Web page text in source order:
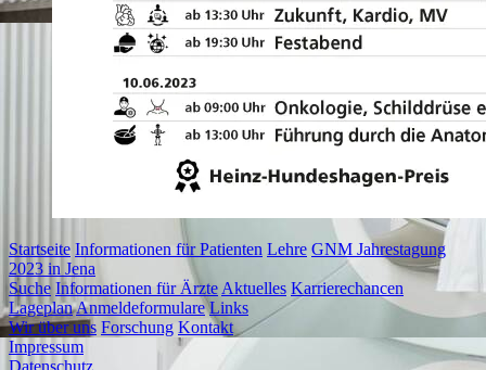
Startseite Informationen für Patienten Lehre GNM Jahrestagung
2023 in Jena
Suche Informationen für Ärzte Aktuelles Karrierechancen
LageplanAnmeldeformulare Links
Wir über uns Forschung Kontakt
Impressum
Datenschutz